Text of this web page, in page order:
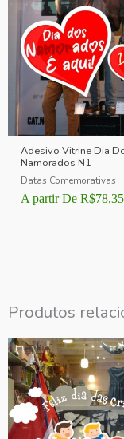
Adesivo Vitrine Dia
Namorados N1
Datas Comemorativas
A partir De R$78,35
Produtos